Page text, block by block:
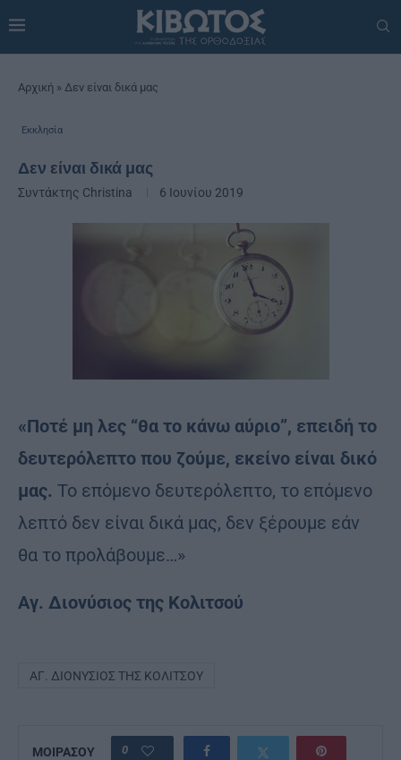
Αρχική » Δεν είναι δικά μας
Εκκλησία
Δεν είναι δικά μας
Συντάκτης Christina 6 Ιουνίου 2019
«Ποτέ μη λες “θα το κάνω αύριο”, επειδή το
δευτερόλεπτο που ζούμε, εκείνο είναι δικό
μας. Το επόμενο δευτερόλεπτο, το επόμενο
λεπτό δεν είναι δικά μας, δεν ξέρουμε εάν
θα το προλάβουμε…»
Αγ. Διονύσιος της Κολιτσού
ΑΓ. ΔΙΟΝΎΣΙΟΣ ΤΗΣ ΚΟΛΙΤΣΟΎ
ΜΟΙΡΑΣΟΥ 0